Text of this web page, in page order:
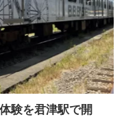
験を君津駅で開